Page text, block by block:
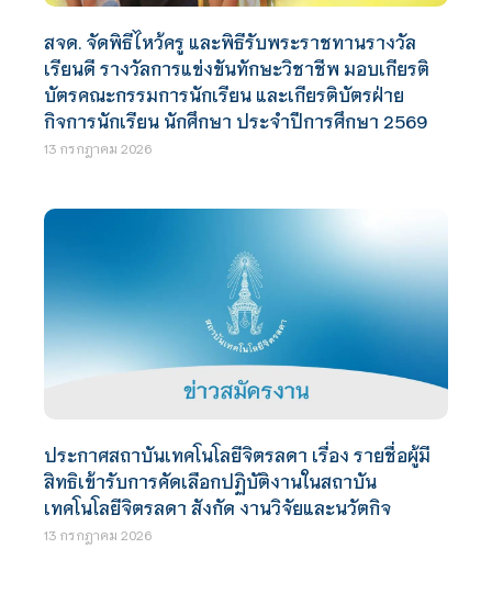
สจด. จัดพิธีไหว้ครู และพิธีรับพระราชทานรางวัล
เรียนดี รางวัลการแข่งขันทักษะวิชาชีพ มอบเกียรติ
บัตรคณะกรรมการนักเรียน และเกียรติบัตรฝ่าย
กิจการนักเรียน นักศึกษา ประจำปีการศึกษา 2569
13 กรกฎาคม 2026
ประกาศสถาบันเทคโนโลยีจิตรลดา เรื่อง รายชื่อผู้มี
สิทธิเข้ารับการคัดเลือกปฏิบัติงานในสถาบัน
เทคโนโลยีจิตรลดา สังกัด งานวิจัยและนวัตกิจ
13 กรกฎาคม 2026